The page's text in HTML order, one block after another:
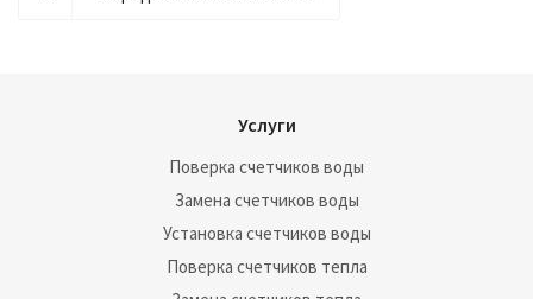
Услуги
Поверка счетчиков воды
Замена счетчиков воды
Установка счетчиков воды
Поверка счетчиков тепла